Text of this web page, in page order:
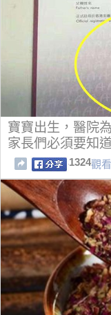
寶寶出生，醫院
家長們必須要知道
1324觀看